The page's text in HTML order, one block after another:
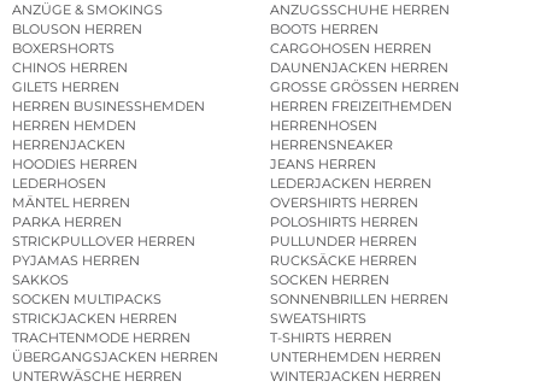
ANZÜGE & SMOKINGS
ANZUGSSCHUHE HERREN
BLOUSON HERREN
BOOTS HERREN
BOXERSHORTS
CARGOHOSEN HERREN
CHINOS HERREN
DAUNENJACKEN HERREN
GILETS HERREN
GROSSE GRÖSSEN HERREN
HERREN BUSINESSHEMDEN
HERREN FREIZEITHEMDEN
HERREN HEMDEN
HERRENHOSEN
HERRENJACKEN
HERRENSNEAKER
HOODIES HERREN
JEANS HERREN
LEDERHOSEN
LEDERJACKEN HERREN
MÄNTEL HERREN
OVERSHIRTS HERREN
PARKA HERREN
POLOSHIRTS HERREN
STRICKPULLOVER HERREN
PULLUNDER HERREN
PYJAMAS HERREN
RUCKSÄCKE HERREN
SAKKOS
SOCKEN HERREN
SOCKEN MULTIPACKS
SONNENBRILLEN HERREN
STRICKJACKEN HERREN
SWEATSHIRTS
TRACHTENMODE HERREN
T-SHIRTS HERREN
ÜBERGANGSJACKEN HERREN
UNTERHEMDEN HERREN
UNTERWÄSCHE HERREN
WINTERJACKEN HERREN